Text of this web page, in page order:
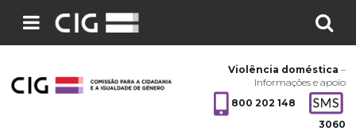
Violência doméstica –
Informações e apoio
800 202 148
3060
Pesquisar